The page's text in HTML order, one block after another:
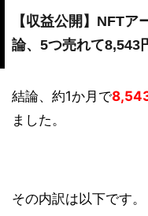
【収益公開】NFT
論、5つ売れて8,543
結論、約1か月で
ました。
その内訳は以下です。